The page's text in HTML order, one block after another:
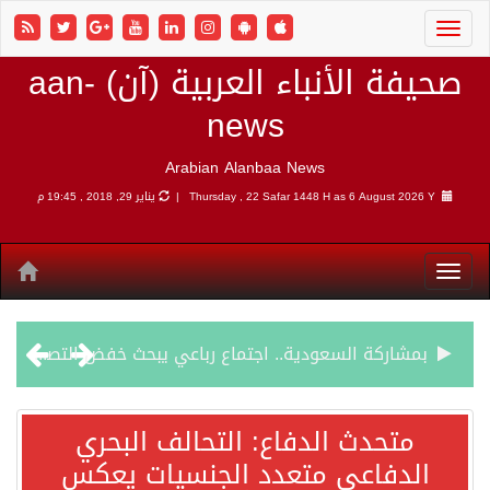
صحيفة الأنباء العربية (آن) aan-
news
Arabian Alanbaa News
Thursday , 22 Safar 1448 H as6 August 2026 Y | يناير 29, 2018 , 19:45 م
بمشاركة السعودية.. اجتماع رباعي يبحث خفض التصعيد ومعالجة التحديات الأمنية الراهنة
وزير الخارجية السعودي: جميع إجراءات إسرائيل الأحادية في أراضي فلسطين باطلة
متحدث الدفاع: التحالف البحري
الدفاعي متعدد الجنسيات يعكس